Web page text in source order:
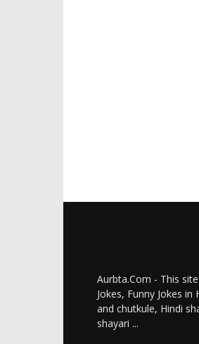
Aurbta.Com - This
Jokes, Funny Jokes
and chutkule, Hindi
shayari ...